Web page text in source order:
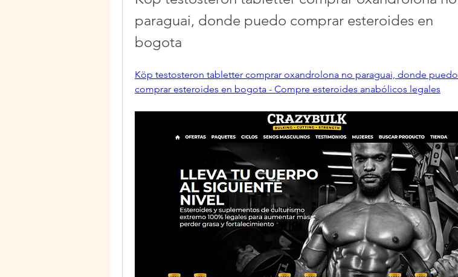
paraguai, donde puedo comprar esteroides en
bogota
Köp testosteron tabletter comprar oxandrolona no paraguai, donde puedo
comprar esteroides en bogota - Compre esteroides anabólicos legales